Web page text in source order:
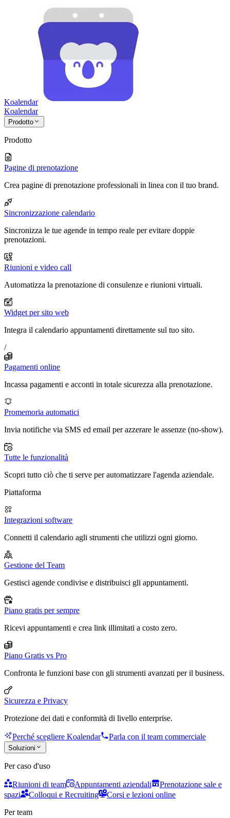
Koalendar
Koalendar
Prodotto
Prodotto
Pagine di prenotazione
Crea pagine di prenotazione professionali in linea con il tuo brand.
Sincronizzazione calendario
Sincronizza le tue agende in tempo reale per evitare doppie
prenotazioni.
Riunioni e video call
Automatizza la prenotazione di consulenze e riunioni virtuali.
Widget per sito web
Integra il calendario appuntamenti direttamente sul tuo sito.
/
Pagamenti online
Incassa pagamenti e acconti in totale sicurezza alla prenotazione.
Promemoria automatici
Invia notifiche via SMS ed email per azzerare le assenze (no-show).
Tutte le funzionalità
Scopri tutto ciò che ti serve per automatizzare l'agenda aziendale.
Piattaforma
Integrazioni software
Connetti il calendario agli strumenti che utilizzi ogni giorno.
Gestione del Team
Gestisci agende condivise e distribuisci gli appuntamenti.
Piano gratis per sempre
Ricevi appuntamenti e crea link illimitati a costo zero.
Piano Gratis vs Pro
Confronta le funzioni base con gli strumenti avanzati per il business.
Sicurezza e Privacy
Protezione dei dati e conformità di livello enterprise.
Perché scegliere Koalendar Parla con il team commerciale
Soluzioni
Per caso d'uso
Riunioni di team Appuntamenti aziendali
Prenotazione sale e
spazi
Colloqui e Recruiting
Corsi e lezioni online
Per team